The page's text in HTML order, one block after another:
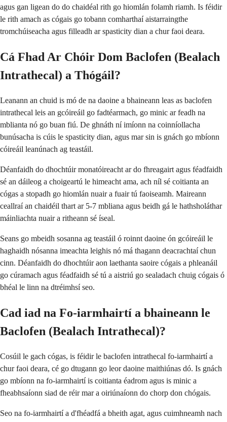
agus gan ligean do do chaidéal rith go hiomlán folamh riamh. Is féidir
le rith amach as cógais go tobann comharthaí aistarraingthe
tromchúiseacha agus filleadh ar spasticity dian a chur faoi deara.
Cá Fhad Ar Chóir Dom Baclofen (Bealach
Intrathecal) a Thógáil?
Leanann an chuid is mó de na daoine a bhaineann leas as baclofen
intrathecal leis an gcóireáil go fadtéarmach, go minic ar feadh na
mblianta nó go buan fiú. De ghnáth ní imíonn na coinníollacha
bunúsacha is cúis le spasticity dian, agus mar sin is gnách go mbíonn
cóireáil leanúnach ag teastáil.
Déanfaidh do dhochtúir monatóireacht ar do fhreagairt agus féadfaidh
sé an dáileog a choigeartú le himeacht ama, ach níl sé coitianta an
cógas a stopadh go hiomlán nuair a fuair tú faoiseamh. Maireann
ceallraí an chaidéil thart ar 5-7 mbliana agus beidh gá le hathsholáthar
máinliachta nuair a ritheann sé íseal.
Seans go mbeidh sosanna ag teastáil ó roinnt daoine ón gcóireáil le
haghaidh nósanna imeachta leighis nó má thagann deacrachtaí chun
cinn. Déanfaidh do dhochtúir aon laethanta saoire cógais a phleanáil
go cúramach agus féadfaidh sé tú a aistriú go sealadach chuig cógais ó
bhéal le linn na dtréimhsí seo.
Cad iad na Fo-iarmhairtí a bhaineann le
Baclofen (Bealach Intrathecal)?
Cosúil le gach cógas, is féidir le baclofen intrathecal fo-iarmhairtí a
chur faoi deara, cé go dtugann go leor daoine maithiúnas dó. Is gnách
go mbíonn na fo-iarmhairtí is coitianta éadrom agus is minic a
fheabhsaíonn siad de réir mar a oiriúnaíonn do chorp don chógais.
Seo na fo-iarmhairtí a d'fhéadfá a bheith agat, agus cuimhneamh nach